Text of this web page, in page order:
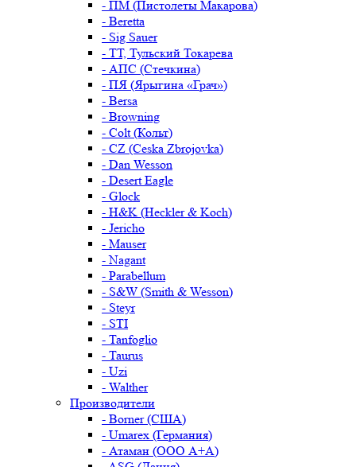
- ПМ (Пистолеты Макарова)
- Beretta
- Sig Sauer
- ТТ, Тульский Токарева
- АПС (Стечкина)
- ПЯ (Ярыгина «Грач»)
- Bersa
- Browning
- Colt (Кольт)
- CZ (Ceska Zbrojovka)
- Dan Wesson
- Desert Eagle
- Glock
- H&K (Heckler & Koch)
- Jericho
- Mauser
- Nagant
- Parabellum
- S&W (Smith & Wesson)
- Steyr
- STI
- Tanfoglio
- Taurus
- Uzi
- Walther
Производители
- Borner (США)
- Umarex (Германия)
- Атаман (ООО А+А)